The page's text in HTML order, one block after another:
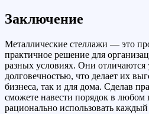
Заключение
Металлические стеллажи — это
практичное решение для
разных условиях. Они отличаются
долговечностью, что делает их
бизнеса, так и для дома. Сделав
сможете навести порядок в любом
рационально использовать